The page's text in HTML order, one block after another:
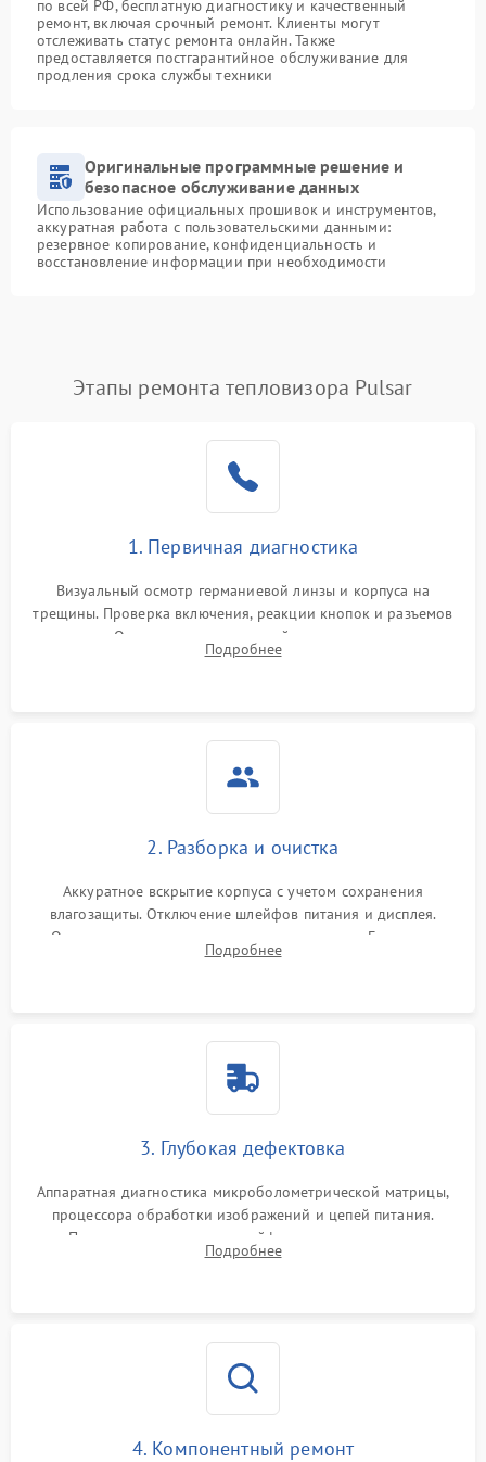
по всей РФ, бесплатную диагностику и качественный
ремонт, включая срочный ремонт. Клиенты могут
отслеживать статус ремонта онлайн. Также
предоставляется постгарантийное обслуживание для
продления срока службы техники
Оригинальные программные решение и
безопасное обслуживание данных
Использование официальных прошивок и инструментов,
аккуратная работа с пользовательскими данными:
резервное копирование, конфиденциальность и
восстановление информации при необходимости
Этапы ремонта тепловизора Pulsar
1. Первичная диагностика
Визуальный осмотр германиевой линзы и корпуса на
трещины. Проверка включения, реакции кнопок и разъемов
зарядки. Оценка вывода тепловой сигнатуры на экран,
проверка базовых функций и считывание системных
Подробнее
2. Разборка и очистка
Аккуратное вскрытие корпуса с учетом сохранения
влагозащиты. Отключение шлейфов питания и дисплея.
Очистка внутренних плат от окислов и пыли. Бережная
обработка германиевого объектива специализированными
Подробнее
3. Глубокая дефектовка
Аппаратная диагностика микроболометрической матрицы,
процессора обработки изображений и цепей питания.
Проверка целостности шлейфов, модуля памяти и
интерфейсов связи. Выявление сгоревших SMD-компонентов
Подробнее
4. Компонентный ремонт